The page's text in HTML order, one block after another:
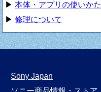
▶ 本体・アプリの使いかた
▶ 修理について
Sony Japan